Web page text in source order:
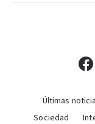
Últimas
Sociedad